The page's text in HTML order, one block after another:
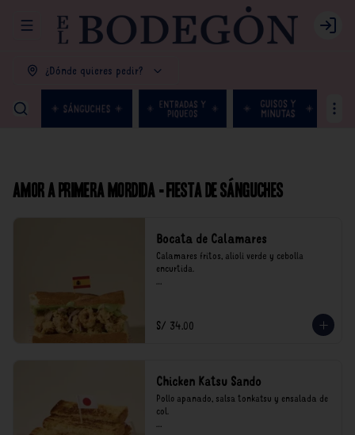
Abrir menu de navegación Login
¿Dónde quieres pedir?
Amor a primera mordida - Fiesta de Sánguches
Bocata de Calamares
Calamares fritos, alioli verde y cebolla
encurtida.
consumo.
S/ 34.00
Chicken Katsu Sando
Pollo apanado, salsa tonkatsu y ensalada de
col.